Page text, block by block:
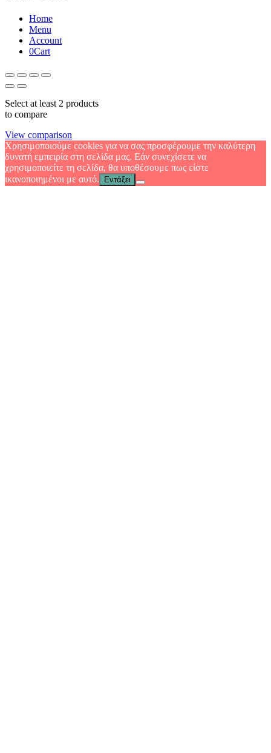
Home
Menu
Account
0Cart
Select at least 2 products
to compare
View comparison
Χρησιμοποιούμε cookies για να σας προσφέρουμε την καλύτερη
δυνατή εμπειρία στη σελίδα μας. Εάν συνεχίσετε να
χρησιμοποιείτε τη σελίδα, θα υποθέσουμε πως είστε
ικανοποιημένοι με αυτό.
Εντάξει